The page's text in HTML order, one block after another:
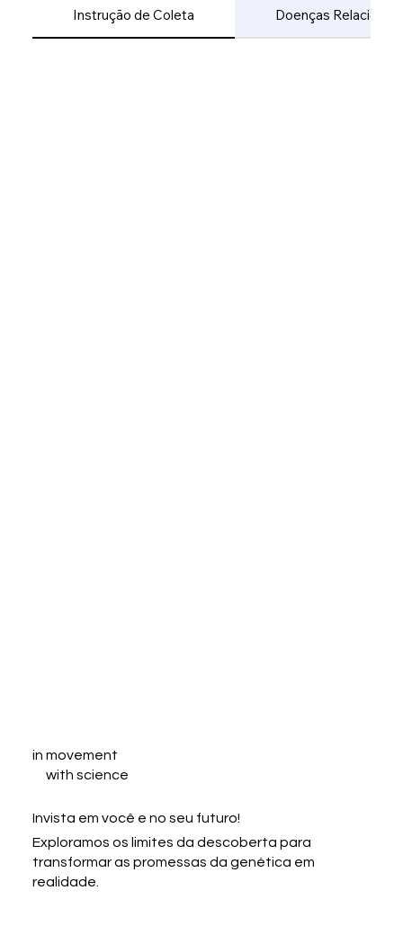
Instrução de Coleta Doenças
in movement
with science
Invista em você e no seu futuro!
Exploramos os limites da descoberta para
transformar as promessas da genética em
realidade.